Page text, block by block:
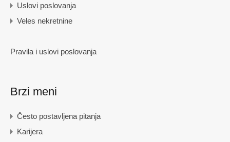
Uslovi poslovanja
Veles nekretnine
Pravila i uslovi poslovanja
Brzi meni
Često postavljena pitanja
Karijera